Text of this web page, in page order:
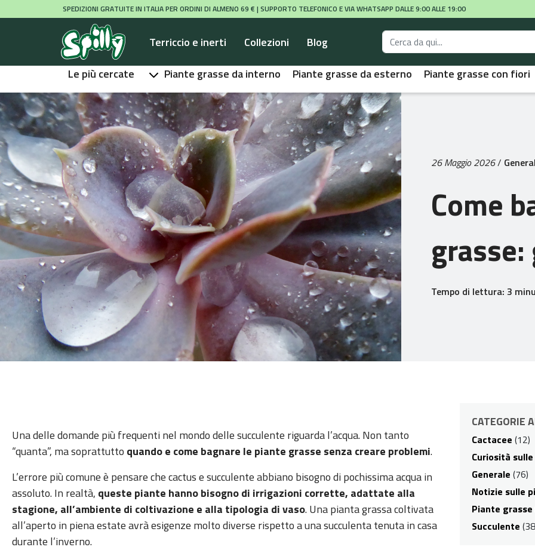
Le più cercate Piante grasse da interno Piante grasse da esterno Piante grasse con fiori
Terriccio e inerti Collezioni Blog
SPEDIZIONI GRATUITE IN ITALIA PER ORDINI DI ALMENO 69 € | SUPPORTO TELEFONICO E VIA WHATSAPP DALLE 9:00 ALLE 19:00
26 Maggio 2026/
Come
Tempo di lettura: 3
Una delle domande più frequenti nel mondo delle succulente riguarda l’acqua. Non tanto
“quanta”, ma soprattutto quando e come bagnare le piante grasse senza creare problemi.
L’errore più comune è pensare che cactus e succulente abbiano bisogno di pochissima acqua in
assoluto. In realtà, queste piante hanno bisogno di irrigazioni corrette, adattate alla
stagione, all’ambiente di coltivazione e alla tipologia di vaso. Una pianta grassa coltivata
all’aperto in piena estate avrà esigenze molto diverse rispetto a una succulenta tenuta in casa
durante l’inverno.
CATEGORIE
Cactacee (12)
Curiosità
Generale (76)
Notizie sulle
Piante grasse
Succulente